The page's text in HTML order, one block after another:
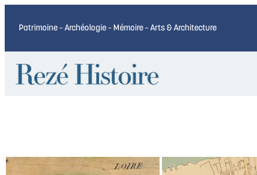
Patrimoine – Archéologie – Mémoire – Arts & Architecture